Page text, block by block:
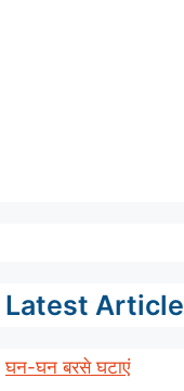
Latest Article
घन-घन बरसे घटाएं